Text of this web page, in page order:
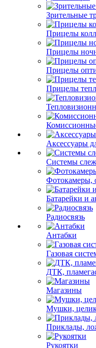
Зрительные
Прицелы
Прицелы
Прицелы
Прицелы
Аксессуары
Системы
Фотокамеры,
Батарейки и
Радиосвязь
Антабки
Газовая
ДТК,
Магазины
Мушки,
Приклады,
Рукоятки